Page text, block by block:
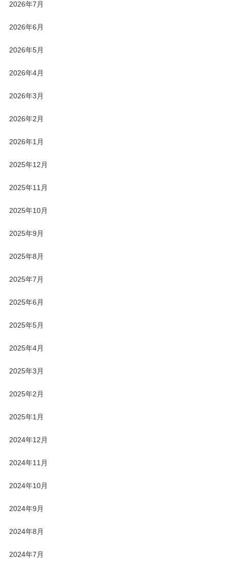
2026年7月
2026年6月
2026年5月
2026年4月
2026年3月
2026年2月
2026年1月
2025年12月
2025年11月
2025年10月
2025年9月
2025年8月
2025年7月
2025年6月
2025年5月
2025年4月
2025年3月
2025年2月
2025年1月
2024年12月
2024年11月
2024年10月
2024年9月
2024年8月
2024年7月